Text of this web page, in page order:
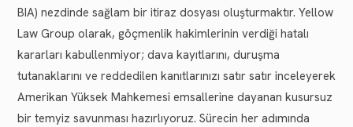
BIA) nezdinde sağlam bir itiraz dosyası oluşturmaktır. Yellow
Law Group olarak, göçmenlik hakimlerinin verdiği hatalı
kararları kabullenmiyor; dava kayıtlarını, duruşma
tutanaklarını ve reddedilen kanıtlarınızı satır satır inceleyerek
Amerikan Yüksek Mahkemesi emsallerine dayanan kusursuz
bir temyiz savunması hazırlıyoruz. Sürecin her adımında